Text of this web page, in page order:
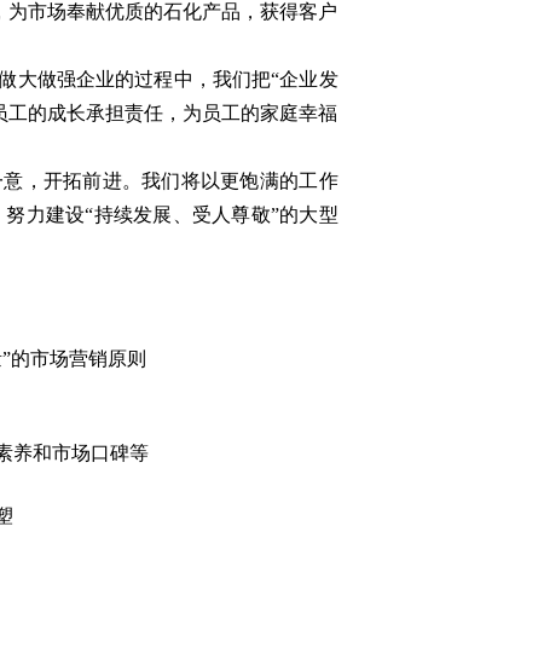
市场奉献优质的石化产品，获得客户
做强企业的过程中，我们把“企业发
的成长承担责任，为员工的家庭幸福
，开拓前进。我们将以更饱满的工作
努力建设“持续发展、受人尊敬”的大型
的市场营销原则
养和市场口碑等